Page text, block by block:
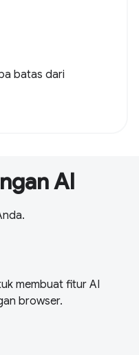
batas dari
AI
membuat fitur AI
browser.